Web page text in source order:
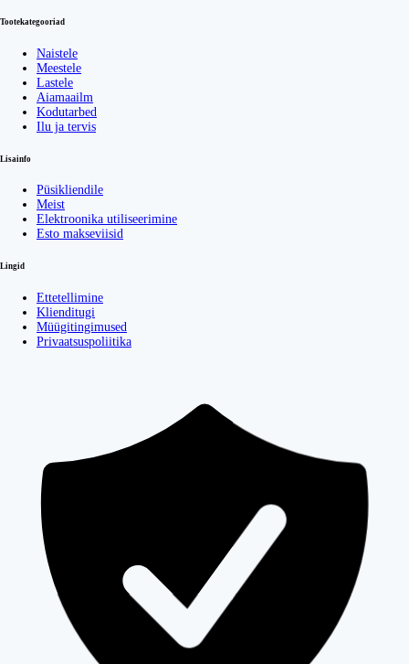
Tootekategooriad
Naistele
Meestele
Lastele
Aiamaailm
Kodutarbed
Ilu ja tervis
Lisainfo
Püsikliendile
Meist
Elektroonika utiliseerimine
Esto makseviisid
Lingid
Ettetellimine
Klienditugi
Müügitingimused
Privaatsuspoliitika